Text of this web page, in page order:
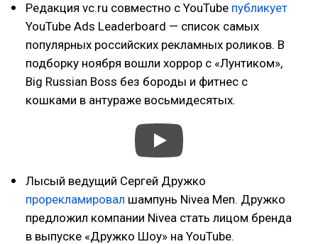
Редакция vc.ru совместно с YouTube публикует
YouTube Ads Leaderboard — список самых
популярных российских рекламных роликов. В
подборку ноября вошли хоррор с «Лунтиком»,
Big Russian Boss без бороды и фитнес с
кошками в антураже восьмидесятых.
Лысый ведущий Сергей Дружко
прорекламировал шампунь Nivea Men. Дружко
предложил компании Nivea стать лицом бренда
в выпуске «Дружко Шоу» на YouTube.